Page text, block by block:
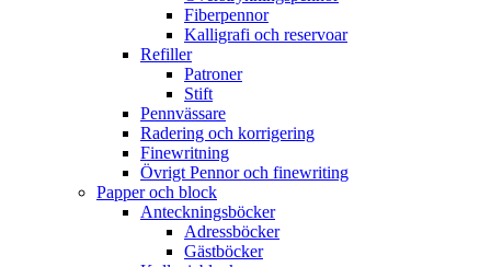
Fiberpennor
Kalligrafi och reservoar
Refiller
Patroner
Stift
Pennvässare
Radering och korrigering
Finewritning
Övrigt Pennor och finewriting
Papper och block
Anteckningsböcker
Adressböcker
Gästböcker